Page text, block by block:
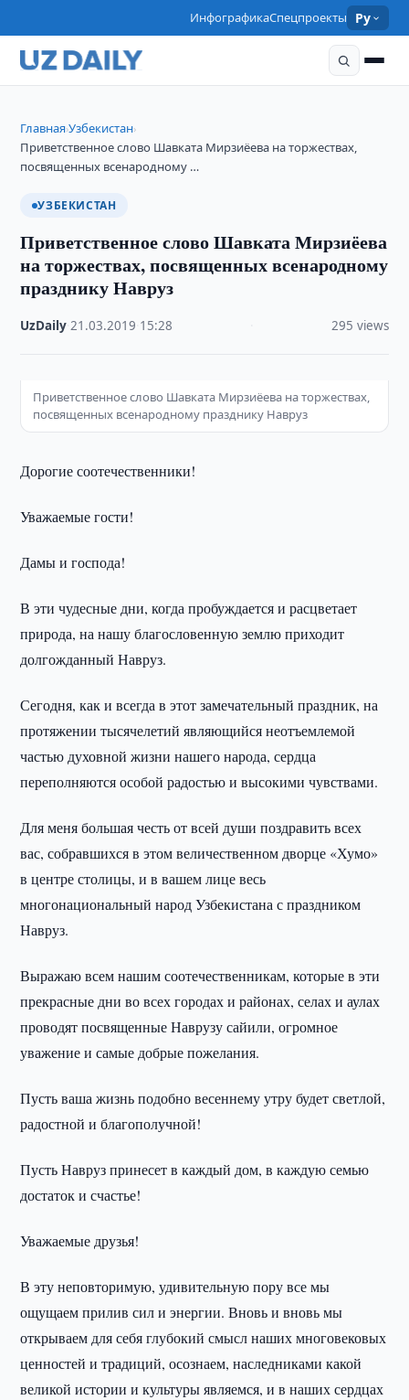
ИнфографикаСпецпроекты Ру
Главная›Узбекистан›
Приветственное слово Шавката Мирзиёева на торжествах,
посвященных всенародному …
УЗБЕКИСТАН
Приветственное слово Шавката Мирзиёева
на торжествах, посвященных всенародному
празднику Навруз
UzDaily ·21.03.2019 15:28 295 views
Приветственное слово Шавката Мирзиёева на торжествах,
посвященных всенародному празднику Навруз
Дорогие соотечественники!
Уважаемые гости!
Дамы и господа!
В эти чудесные дни, когда пробуждается и расцветает
природа, на нашу благословенную землю приходит
долгожданный Навруз.
Сегодня, как и всегда в этот замечательный праздник, на
протяжении тысячелетий являющийся неотъемлемой
частью духовной жизни нашего народа, сердца
переполняются особой радостью и высокими чувствами.
Для меня большая честь от всей души поздравить всех
вас, собравшихся в этом величественном дворце «Хумо»
в центре столицы, и в вашем лице весь
многонациональный народ Узбекистана с праздником
Навруз.
Выражаю всем нашим соотечественникам, которые в эти
прекрасные дни во всех городах и районах, селах и аулах
проводят посвященные Наврузу сайили, огромное
уважение и самые добрые пожелания.
Пусть ваша жизнь подобно весеннему утру будет светлой,
радостной и благополучной!
Пусть Навруз принесет в каждый дом, в каждую семью
достаток и счастье!
Уважаемые друзья!
В эту неповторимую, удивительную пору все мы
ощущаем прилив сил и энергии. Вновь и вновь мы
открываем для себя глубокий смысл наших многовековых
ценностей и традиций, осознаем, наследниками какой
великой истории и культуры являемся, и в наших сердцах